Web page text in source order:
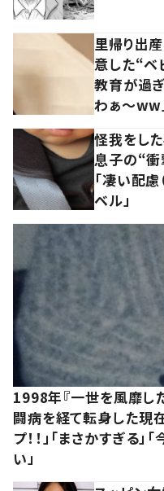
里帰り出
意した“ベ
教育が過
わぁ～ww
怪我をし
息子の“
「凄い配慮
ベル」
1998年『一世を風靡し
闘病を経て転身した現
プ！！」「まさかすぎる
い」